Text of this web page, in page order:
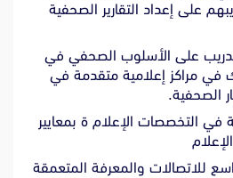
على إعداد التقارير الصحفية
على الأسلوب الصحفي في
في مراكز إعلامية متقدمة في
الصحفية.
في التخصصات الإعلام ة بمعايير
للاتصالات والمعرفة المتعمقة